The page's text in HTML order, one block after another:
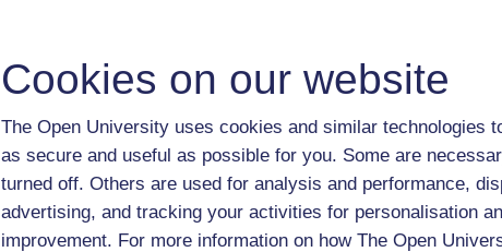
Cookies on our website
The Open University uses cookies and similar technologies
as secure and useful as possible for you. Some are
turned off. Others are used for analysis and performance,
advertising, and tracking your activities for personalisation
improvement. For more information on how The Open
Hiki na kile; hapa na pale
Mpe hiki Adia.
Tafuta kile kutoka kwake.
Tafuta kalamu na iweke hapa.